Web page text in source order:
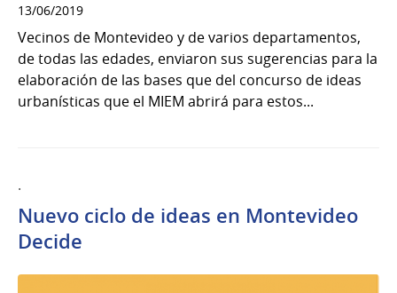
13/06/2019
Vecinos de Montevideo y de varios departamentos,
de todas las edades, enviaron sus sugerencias para la
elaboración de las bases que del concurso de ideas
urbanísticas que el MIEM abrirá para estos...
.
Nuevo ciclo de ideas en Montevideo
Decide